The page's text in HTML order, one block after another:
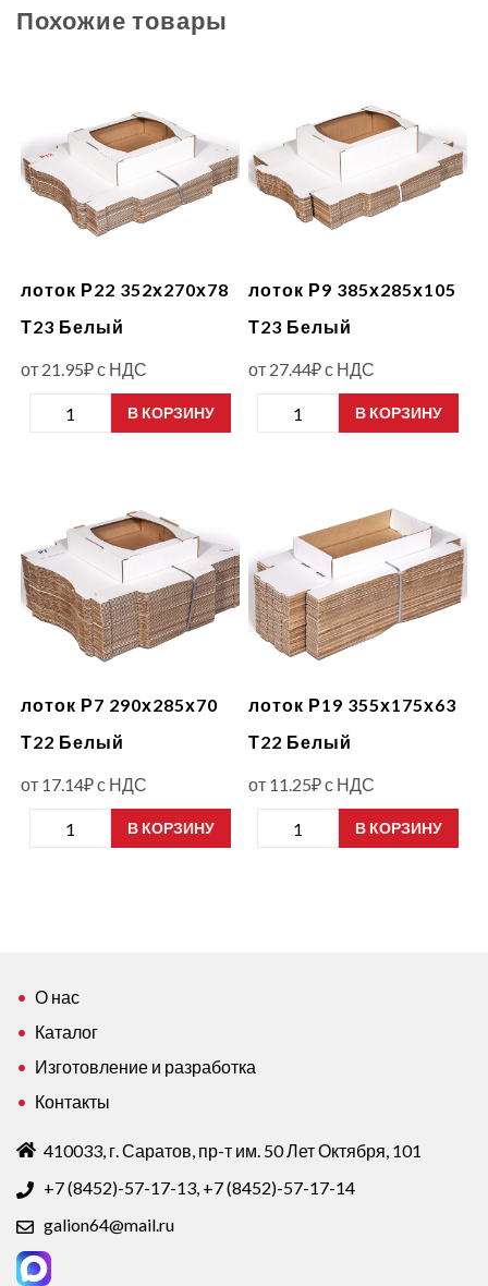
Похожие товары
лоток Р22 352х270х78
Т23 Белый
от 21.95₽с НДС
В КОРЗИНУ
товара
Белый
лоток Р9 385х285х105
Т23 Белый
от 27.44₽с НДС
В КОРЗИНУ
товара
лоток Р7 290х285х70
Т22 Белый
от 17.14₽с НДС
В КОРЗИНУ
товара
лоток Р19 355х175х63
Т22 Белый
от 11.25₽с НДС
В КОРЗИНУ
товара
О нас
Каталог
Изготовление и разработка
Контакты
410033, г. Саратов, пр-т им. 50 Лет Октября, 101
+7 (8452)-57-17-13, +7 (8452)-57-17-14
galion64@mail.ru